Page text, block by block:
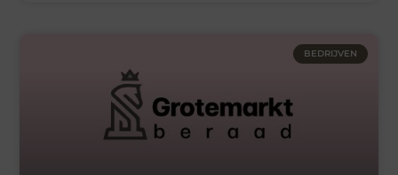
BEDRIJVEN